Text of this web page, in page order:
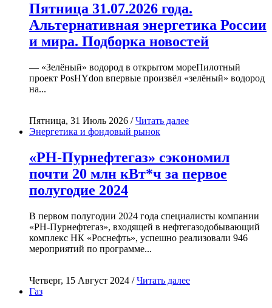
Пятница 31.07.2026 года.
Альтернативная энергетика России
и мира. Подборка новостей
— «Зелёный» водород в открытом мореПилотный
проект PosHYdon впервые произвёл «зелёный» водород
на...
Пятница, 31 Июль 2026 /Читать далее
Энергетика и фондовый рынок
«РН-Пурнефтегаз» сэкономил
почти 20 млн кВт*ч за первое
полугодие 2024
В первом полугодии 2024 года специалисты компании
«РН-Пурнефтегаз», входящей в нефтегазодобывающий
комплекс НК «Роснефть», успешно реализовали 946
мероприятий по программе...
Четверг, 15 Август 2024 /Читать далее
Газ